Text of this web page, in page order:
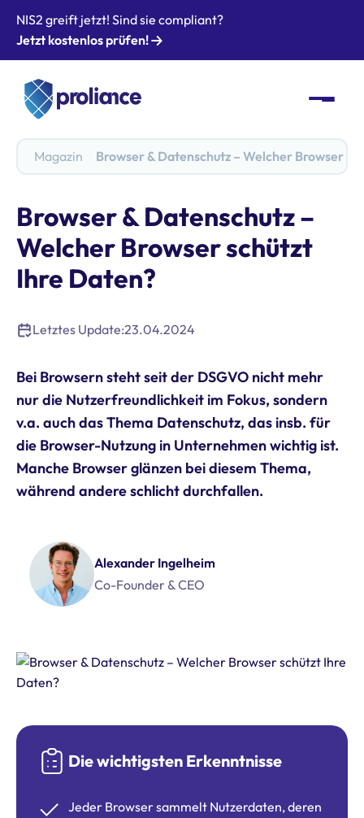
NIS2 greift jetzt! Sind sie compliant?
Jetzt kostenlos prüfen!
Magazin Browser & Datenschutz – Welcher Browser
Browser & Datenschutz –
Welcher Browser schützt
Ihre Daten?
Letztes Update:23.04.2024
Bei Browsern steht seit der DSGVO nicht mehr
nur die Nutzerfreundlichkeit im Fokus, sondern
v.a. auch das Thema Datenschutz, das insb. für
die Browser-Nutzung in Unternehmen wichtig ist.
Manche Browser glänzen bei diesem Thema,
während andere schlicht durchfallen.
Alexander Ingelheim
Co-Founder & CEO
Die wichtigsten Erkenntnisse
Jeder Browser sammelt Nutzerdaten, deren